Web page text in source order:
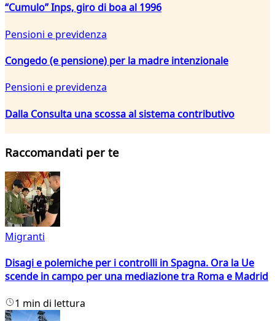
“Cumulo” Inps, giro di boa al 1996
Pensioni e previdenza
Congedo (e pensione) per la madre intenzionale
Pensioni e previdenza
Dalla Consulta una scossa al sistema contributivo
Raccomandati per te
Migranti
Disagi e polemiche per i controlli in Spagna. Ora la Ue
scende in campo per una mediazione tra Roma e Madrid
1 min di lettura